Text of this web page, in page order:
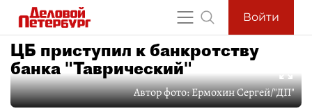
Войти
ЦБ приступил к банкротству
банка "Таврический"
Автор фото:Ермохин Сергей/"ДП"